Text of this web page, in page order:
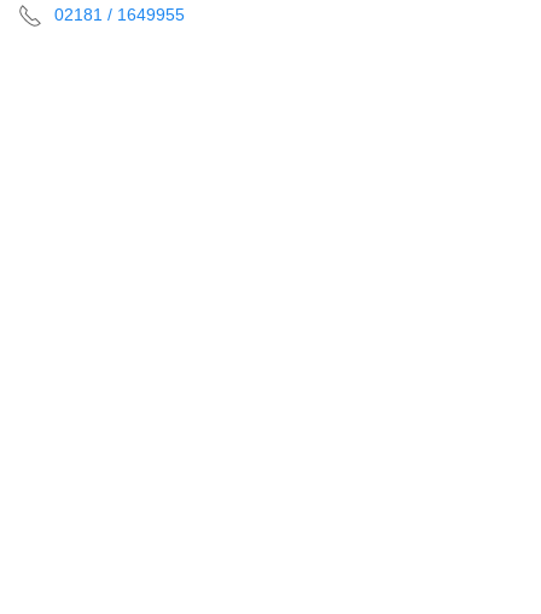
02181 / 1649955